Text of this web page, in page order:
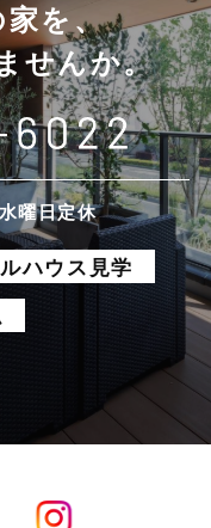
家を、
せんか。
曜日定休
ハウス見学